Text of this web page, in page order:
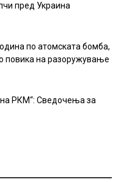
пред Украина
по атомската бомба,
повика на разоружување
РКМ“: Сведочења за